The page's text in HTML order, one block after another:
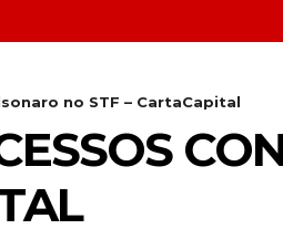
no STF – CartaCapital